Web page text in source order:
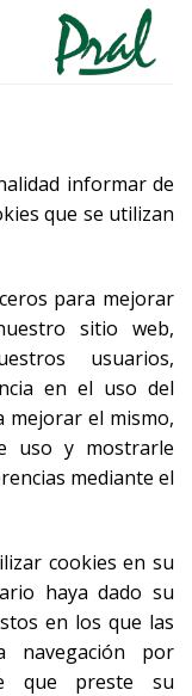
informar de
que se utilizan
para mejorar
sitio web,
usuarios,
en el uso del
mejorar el mismo,
uso y mostrarle
mediante el
cookies en su
haya dado su
en los que las
navegación por
que preste su